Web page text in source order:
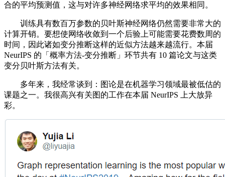
合的平均预测值，这与对许多神经网络求平均的效果相同。
训练具有数百万参数的贝叶斯神经网络仍然需要非常大的
计算开销。要想使网络收敛到一个后验上可能需要花费数周的
时间，因此诸如变分推断这样的近似方法越来越流行。本届
NeurIPS 的「概率方法-变分推断」环节共有 10 篇论文与这类
变分贝叶斯方法有关。
多年来，我经常谈到：图论是在机器学习领域最被低估的
课题之一。我很高兴有关图的工作在本届 NeurIPS 上大放异
彩。